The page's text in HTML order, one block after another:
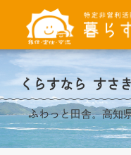
くらすなら すさき
ふわっと田舎。高知